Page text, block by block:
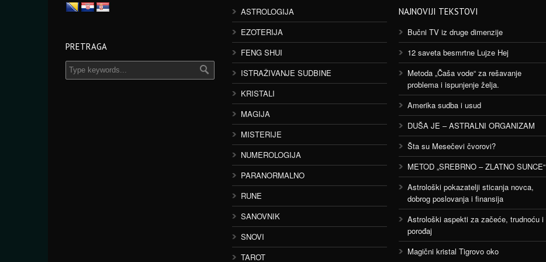
PRETRAGA
ASTROLOGIJA
EZOTERIJA
FENG SHUI
ISTRAŽIVANJE SUDBINE
KRISTALI
MAGIJA
MISTERIJE
NUMEROLOGIJA
PARANORMALNO
RUNE
SANOVNIK
SNOVI
TAROT
NAJNOVIJI TEKSTOVI
Bučni TV iz druge dimenzije
12 saveta besmrtne Lujze Hej
Metoda „Čaša vode“ za rešavanje
problema i ispunjenje želja.
Amerika sudba i usud
DUŠA JE – ASTRALNI ORGANIZAM
Šta su Mesečevi čvorovi?
METOD „SREBRNO – ZLATNO SUNCE“
Astrološki pokazatelji sticanja novca,
dobrog poslovanja i finansija
Astrološki aspekti za začeće, trudnoću i
porođaj
Magični kristal Tigrovo oko